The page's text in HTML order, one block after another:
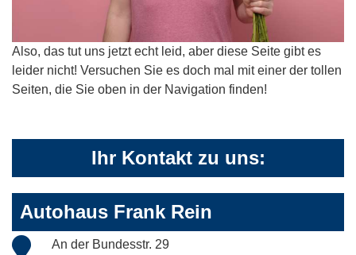
Also, das tut uns jetzt echt leid, aber diese Seite gibt es
leider nicht! Versuchen Sie es doch mal mit einer der tollen
Seiten, die Sie oben in der Navigation finden!
Ihr Kontakt zu uns:
Autohaus Frank Rein
An der Bundesstr. 29